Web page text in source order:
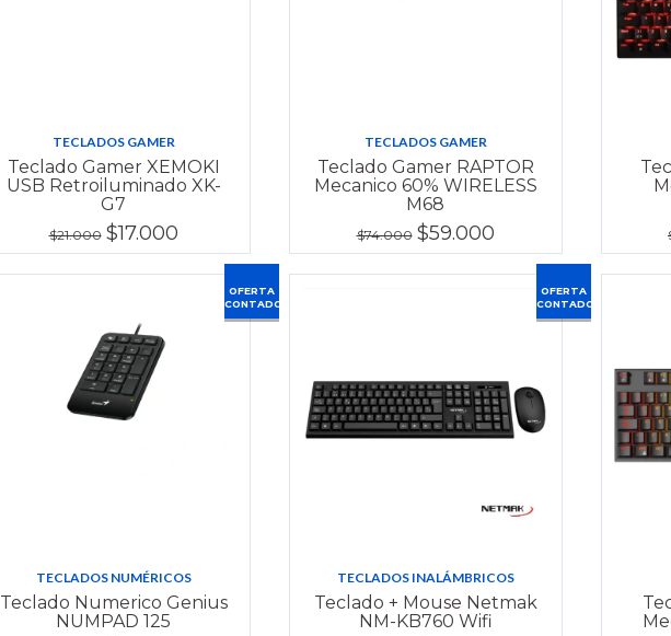
TECLADOS GAMER
Teclado Gamer XEMOKI
USB Retroiluminado XK-
G7
$21.000 $17.000
TECLADOS GAMER
Teclado Gamer RAPTOR
Mecanico 60% WIRELESS
M68
$74.000 $59.000
OFERTA
CONTADO
TECLADOS NUMÉRICOS
Teclado Numerico Genius
NUMPAD 125
OFERTA
CONTADO
TECLADOS INALÁMBRICOS
Teclado + Mouse Netmak
NM-KB760 Wifi